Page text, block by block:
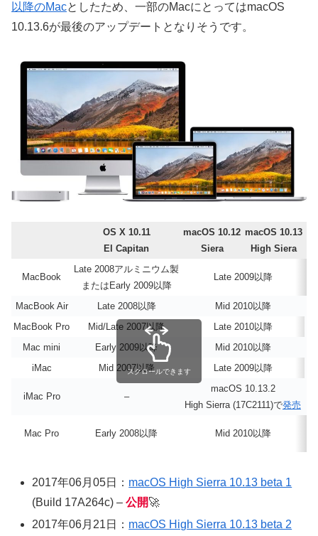
以降のMacとしたため、一部のMacにとってはmacOS
10.13.6が最後のアップデートとなりそうです。
OS X 10.11
El Capitan
macOS 10.12
Siera
macOS 10.13
High Siera
MacBook
Late 2008アルミニウム製
またはEarly 2009以降
Late 2009以降
MacBook Air Late 2008以降
Mid 2010以降
MacBook Pro
Mid/Late 2007以降
Late 2010以降
Mac mini
Early 2009以降
Mid 2010以降
iMac
Mid 2007以降 Late 2009以降
iMac Pro –
macOS 10.13.2
High Sierra (17C2111)で発売
Mac Pro Early 2008以降
Mid 2010以降
スクロールできます
2017年06月05日： macOS High Sierra 10.13 beta 1
(Build 17A264c) –公開🚀
2017年06月21日： macOS High Sierra 10.13 beta 2